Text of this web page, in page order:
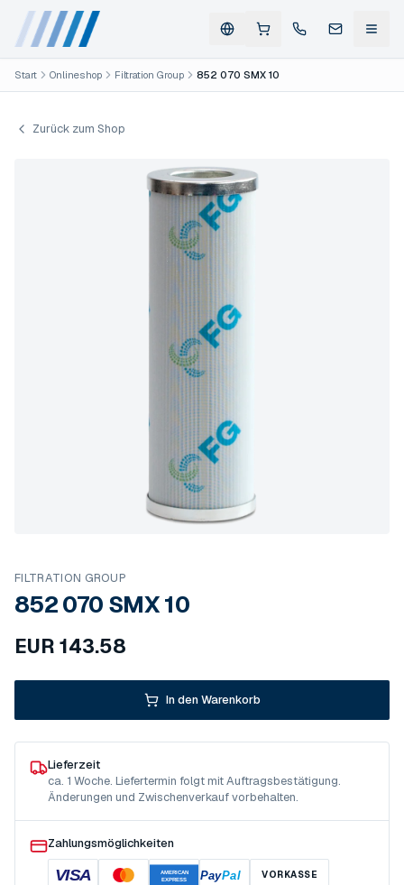
Start Onlineshop Filtration Group 852 070 SMX 10
Zurück zum Shop
FILTRATION GROUP
852 070 SMX 10
EUR 143.58
In den Warenkorb
Lieferzeit
ca. 1 Woche. Liefertermin folgt mit Auftragsbestätigung.
Änderungen und Zwischenverkauf vorbehalten.
Zahlungsmöglichkeiten
VISA
AMERICAN
EXPRESS
PayPal VORKASSE